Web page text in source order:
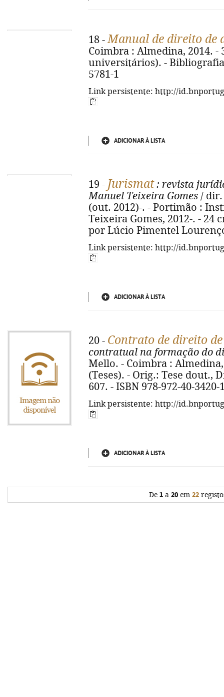
18 -Manual de direito de
Coimbra : Almedina, 2014. -
universitários). - Bibliografia,
5781-1
Link persistente: http://
ADICIONAR À LISTA
19 - Jurismat: revista
Manuel Teixeira Gomes / dir.
(out. 2012)-. - Portimão :
Teixeira Gomes, 2012-. - 24
por Lúcio Pimentel
Link persistente: http://
ADICIONAR À LISTA
20 - Contrato de direito
contratual na formação do
Mello. - Coimbra : Almedina,
(Teses). - Orig.: Tese dout.,
607. - ISBN 978-972-40-3420-
Link persistente: http://
ADICIONAR À LISTA
De 1a 20em 22